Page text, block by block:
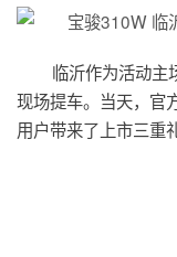
临沂作为活动
现场提车。当天，官
用户带来了上市三重